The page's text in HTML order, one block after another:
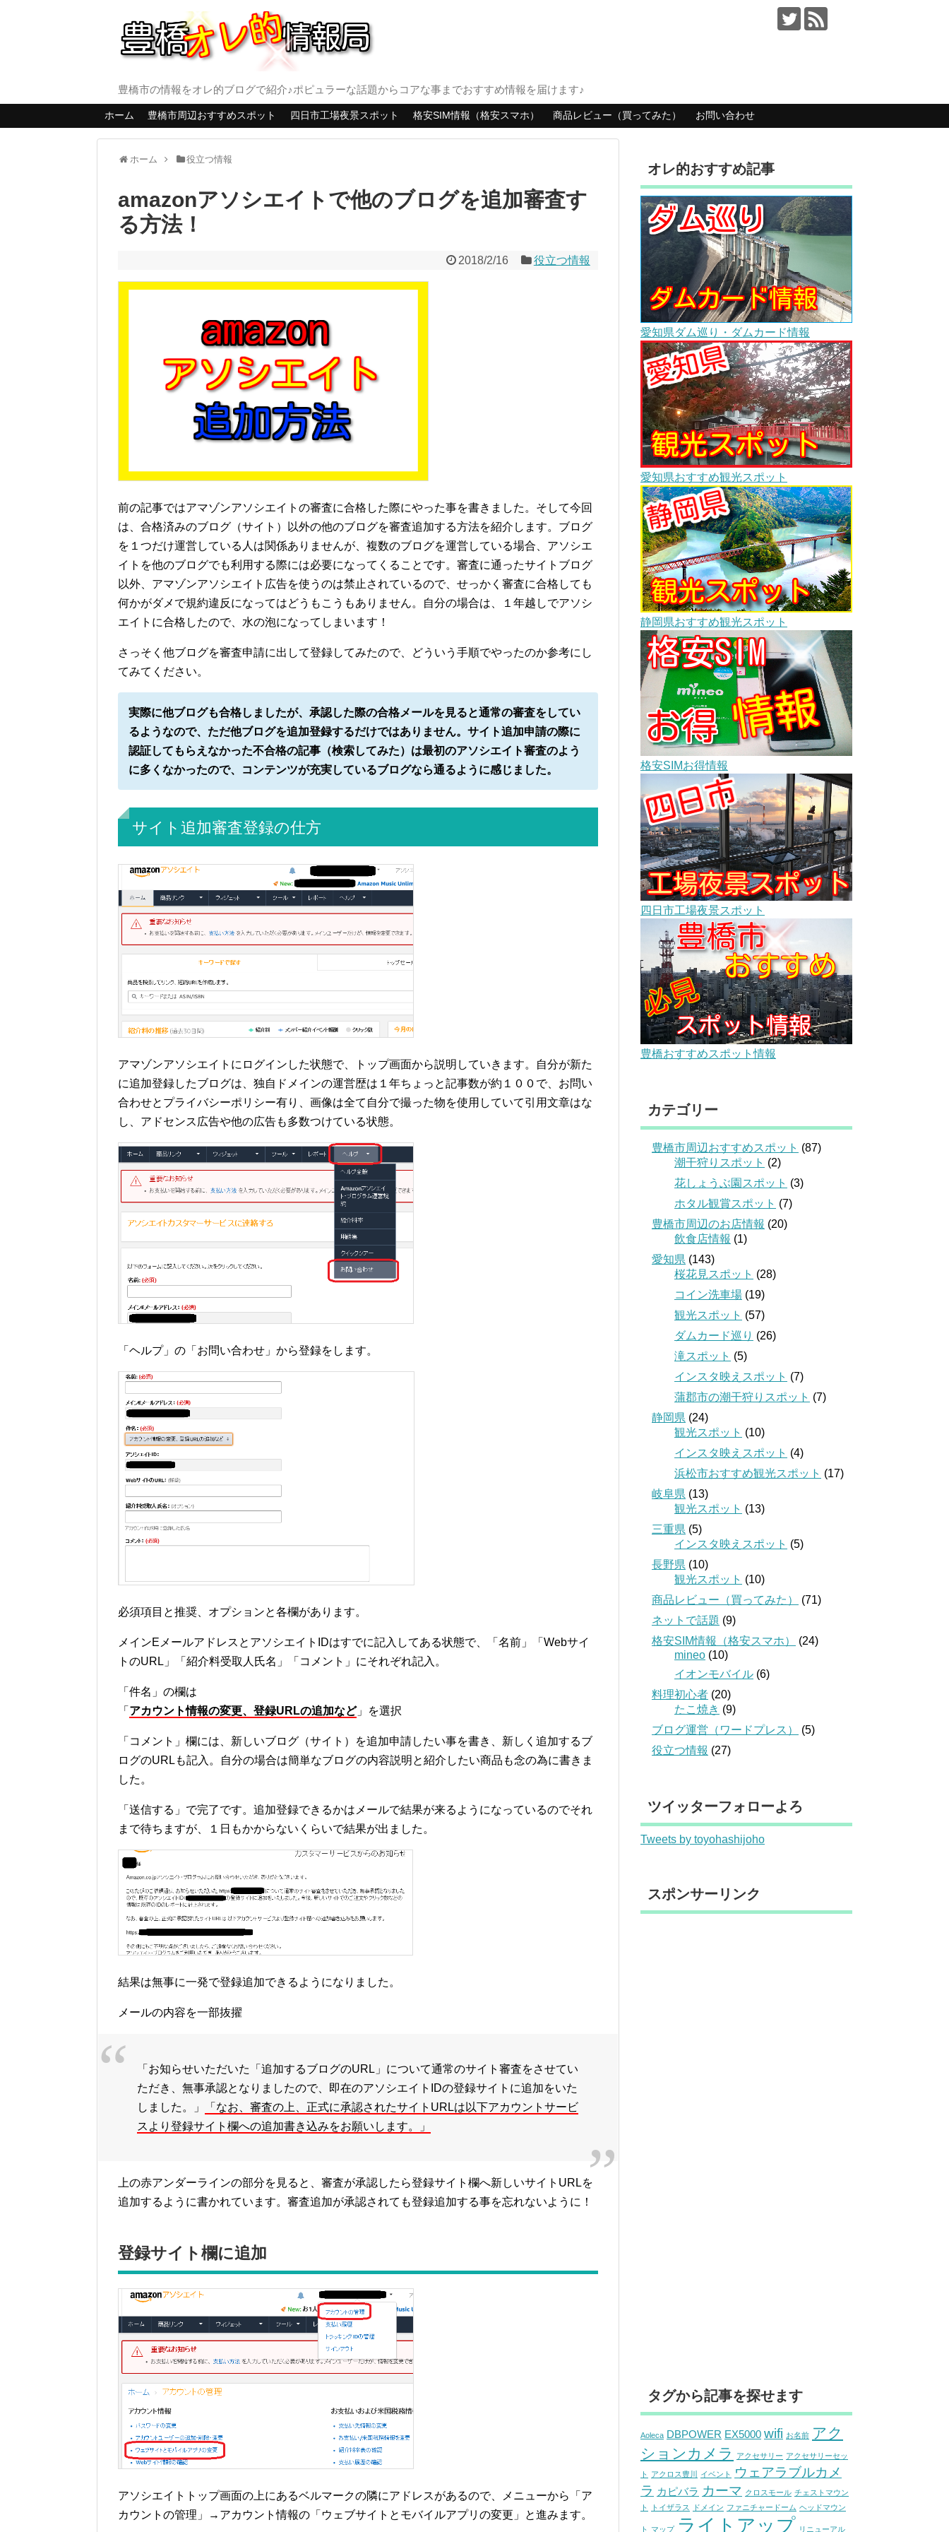
豊橋市の情報をオレ的ブログで紹介♪ポピュラーな話題からコアな事までおすすめ情報を届けます♪
ホーム 豊橋市周辺おすすめスポット 四日市工場夜景スポット 格安SIM情報（格安スマホ） 商品レビュー（買ってみた） お問い合わせ
ホーム 役立つ情報
amazonアソシエイトで他のブログを追加審査す
る方法！
2018/2/16 役立つ情報
前の記事ではアマゾンアソシエイトの審査に合格した際にやった事を書きました。そして今回
は、合格済みのブログ（サイト）以外の他のブログを審査追加する方法を紹介します。ブログ
を１つだけ運営している人は関係ありませんが、複数のブログを運営している場合、アソシエ
イトを他のブログでも利用する際には必要になってくることです。審査に通ったサイトブログ
以外、アマゾンアソシエイト広告を使うのは禁止されているので、せっかく審査に合格しても
何かがダメで規約違反になってはどうもこうもありません。自分の場合は、１年越しでアソシ
エイトに合格したので、水の泡になってしまいます！
さっそく他ブログを審査申請に出して登録してみたので、どういう手順でやったのか参考にし
てみてください。
実際に他ブログも合格しましたが、承認した際の合格メールを見ると通常の審査をしてい
るようなので、ただ他ブログを追加登録するだけではありません。サイト追加申請の際に
認証してもらえなかった不合格の記事（検索してみた）は最初のアソシエイト審査のよう
に多くなかったので、コンテンツが充実しているブログなら通るように感じました。
サイト追加審査登録の仕方
アマゾンアソシエイトにログインした状態で、トップ画面から説明していきます。自分が新た
に追加登録したブログは、独自ドメインの運営歴は１年ちょっと記事数が約１００で、お問い
合わせとプライバシーポリシー有り、画像は全て自分で撮った物を使用していて引用文章はな
し、アドセンス広告や他の広告も多数つけている状態。
「ヘルプ」の「お問い合わせ」から登録をします。
必須項目と推奨、オプションと各欄があります。
メインEメールアドレスとアソシエイトIDはすでに記入してある状態で、「名前」「Webサイ
トのURL」「紹介料受取人氏名」「コメント」にそれぞれ記入。
「件名」の欄は
「 アカウント情報の変更、登録URLの追加など」を選択
「コメント」欄には、新しいブログ（サイト）を追加申請したい事を書き、新しく追加するブ
ログのURLも記入。自分の場合は簡単なブログの内容説明と紹介したい商品も念の為に書きま
した。
「送信する」で完了です。追加登録できるかはメールで結果が来るようになっているのでそれ
まで待ちますが、１日もかからないくらいで結果が出ました。
結果は無事に一発で登録追加できるようになりました。
メールの内容を一部抜擢
「お知らせいただいた「追加するブログのURL」について通常のサイト審査をさせてい
ただき、無事承認となりましたので、即在のアソシエイトIDの登録サイトに追加をいた
しました。」
「なお、審査の上、正式に承認されたサイトURLは以下アカウントサービ
スより登録サイト欄への追加書き込みをお願いします。」
上の赤アンダーラインの部分を見ると、審査が承認したら登録サイト欄へ新しいサイトURLを
追加するように書かれています。審査追加が承認されても登録追加する事を忘れないように！
登録サイト欄に追加
アソシエイトトップ画面の上にあるベルマークの隣にアドレスがあるので、メニューから「ア
カウントの管理」→アカウント情報の「ウェブサイトとモバイルアプリの変更」と進みます。
オレ的おすすめ記事
愛知県ダム巡り・ダムカード情報
愛知県おすすめ観光スポット
静岡県おすすめ観光スポット
格安SIMお得情報
四日市工場夜景スポット
豊橋おすすめスポット情報
カテゴリー
豊橋市周辺おすすめスポット (87)
潮干狩りスポット (2)
花しょうぶ園スポット (3)
ホタル観賞スポット (7)
豊橋市周辺のお店情報 (20)
飲食店情報 (1)
愛知県 (143)
桜花見スポット (28)
コイン洗車場 (19)
観光スポット (57)
ダムカード巡り (26)
滝スポット (5)
インスタ映えスポット (7)
蒲郡市の潮干狩りスポット (7)
静岡県 (24)
観光スポット (10)
インスタ映えスポット (4)
浜松市おすすめ観光スポット (17)
岐阜県 (13)
観光スポット (13)
三重県 (5)
インスタ映えスポット (5)
長野県 (10)
観光スポット (10)
商品レビュー（買ってみた）
(71)
ネットで話題 (9)
格安SIM情報（格安スマホ）
(24)
mineo (10)
イオンモバイル (6)
料理初心者 (20)
たこ焼き (9)
ブログ運営（ワードプレス）
(5)
役立つ情報 (27)
ツイッターフォローよろ
Tweets by toyohashijoho
スポンサーリンク
タグから記事を探せます
Aoleca DBPOWER EX5000 wifi お名前 アク
ションカメラ
アクセサリー アクセサリーセッ
ト アクロス豊川 イベント
ウェアラブルカメ
ラ カピバラ カーマ クロスモール チェストマウン
ト
トイザラス ドメイン ファニチャードーム ヘッドマウン
ト マップ ライトアップ リニューアル